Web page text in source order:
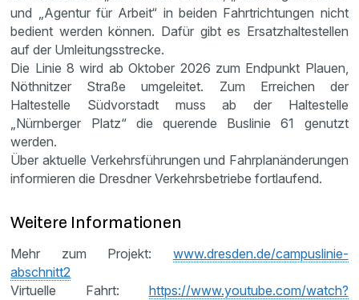
und „Agentur für Arbeit“ in beiden Fahrtrichtungen nicht
bedient werden können. Dafür gibt es Ersatzhaltestellen
auf der Umleitungsstrecke.
Die Linie 8 wird ab Oktober 2026 zum Endpunkt Plauen,
Nöthnitzer Straße umgeleitet. Zum Erreichen der
Haltestelle Südvorstadt muss ab der Haltestelle
„Nürnberger Platz“ die querende Buslinie 61 genutzt
werden.
Über aktuelle Verkehrsführungen und Fahrplanänderungen
informieren die Dresdner Verkehrsbetriebe fortlaufend.
Weitere Informationen
Mehr zum Projekt: www.dresden.de/campuslinie-
abschnitt2
Virtuelle Fahrt: https://www.youtube.com/watch?